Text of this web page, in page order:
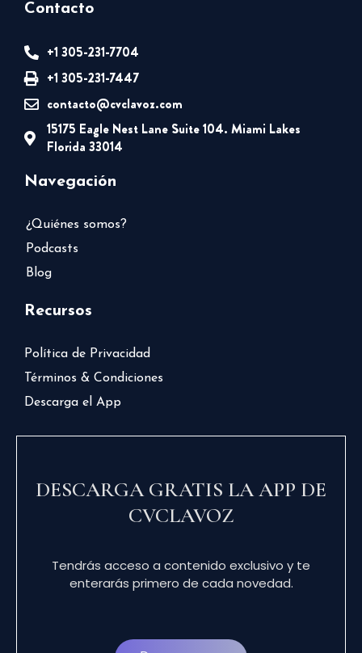
Contacto
+1 305-231-7704
+1 305-231-7447
contacto@cvclavoz.com
15175 Eagle Nest Lane Suite 104. Miami Lakes
Florida 33014
Navegación
¿Quiénes somos?
Podcasts
Blog
Recursos
Política de Privacidad
Términos & Condiciones
Descarga el App
DESCARGA GRATIS LA APP DE
CVCLAVOZ
Tendrás acceso a contenido exclusivo y te
enterarás primero de cada novedad.